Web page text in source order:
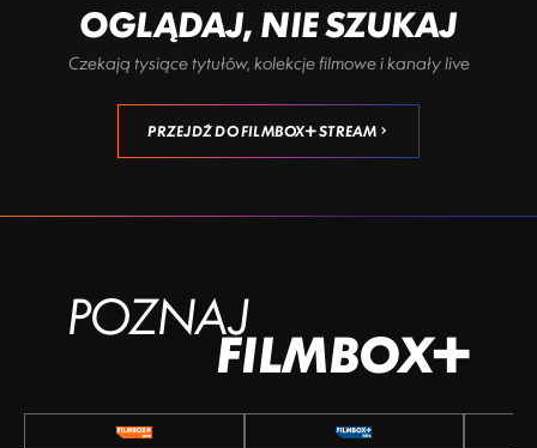
OGLĄDAJ, NIE SZUKAJ
Czekają tysiące tytułów, kolekcje filmowe i kanały live
PRZEJDŹ DO FILMBOX+ STREAM
POZNAJ
FILMBOX+